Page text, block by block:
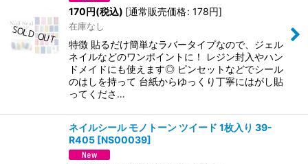
170円(税込) [通常販売価格: 178円]
在庫なし
特徴 貼るだけ簡単なラバータイプなので、ジェル
ネイルなどのワンポイントに！ レジン封入やハン
ドメイドにも使えます◎ ピンセットなどでシール
のはしを持って 台紙からゆっくり丁寧にはがし貼
ってくださ…
ネイルシール モノトーン ツイード 1枚入り 39-
R405 [NS00039]